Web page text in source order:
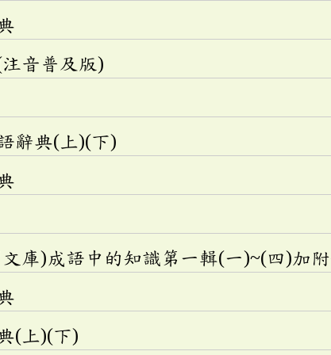
音普及版)
辭典(上)(下)
庫)成語中的知識第一輯(一)~(四)加
(上)(下)